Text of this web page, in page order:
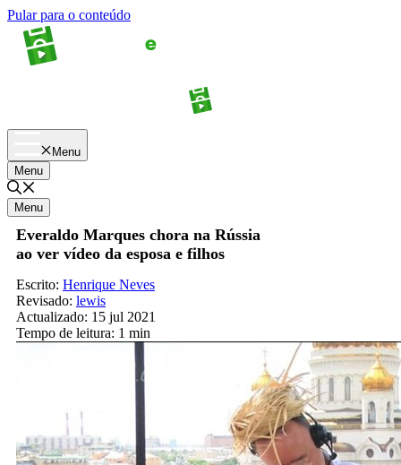
Pular para o conteúdo
Menu
Menu
Menu
Everaldo Marques chora na Rússia
ao ver vídeo da esposa e filhos
Escrito: Henrique Neves
Revisado: lewis
Actualizado: 15 jul 2021
Tempo de leitura: 1 min